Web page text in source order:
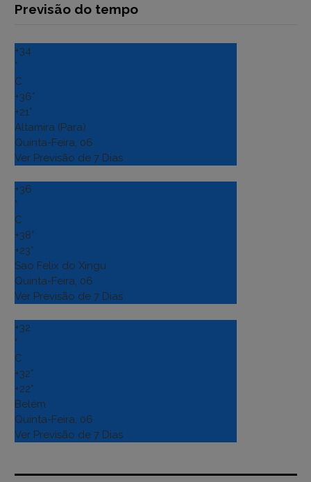
Previsão do tempo
+34
°
C
+36°
+21°
Altamira (Para)
Quinta-Feira, 06
Ver Previsão de 7 Dias
+36
°
C
+38°
+23°
Sao Felix do Xingu
Quinta-Feira, 06
Ver Previsão de 7 Dias
+32
°
C
+32°
+22°
Belém
Quinta-Feira, 06
Ver Previsão de 7 Dias